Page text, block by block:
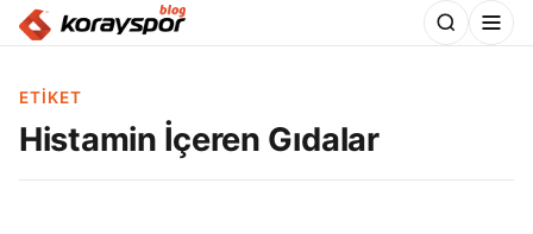
ETIKET
Histamin İçeren Gıdalar